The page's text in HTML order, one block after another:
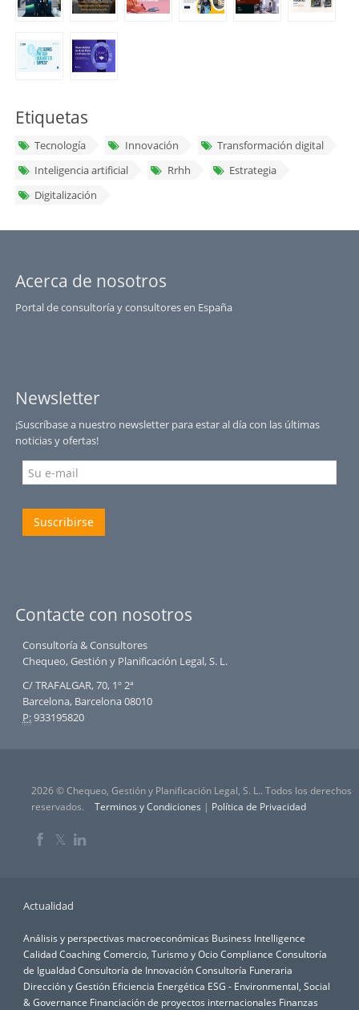
Etiquetas
Tecnología Innovación
Transformación digital
Inteligencia artificial
Rrhh
Estrategia
Digitalización
Acerca de nosotros
Portal de consultoría y consultores en España
Newsletter
¡Suscríbase a nuestro newsletter para estar al día con las últimas
noticias y ofertas!
Suscribirse
Contacte con nosotros
Consultoría & Consultores
Chequeo, Gestión y Planificación Legal, S. L.
C/ TRAFALGAR, 70, 1º 2ª
Barcelona, Barcelona 08010
P:933195820
2026 © Chequeo, Gestión y Planificación Legal, S. L.. Todos los derechos
reservados.
Terminos y Condiciones | Política de Privacidad
𝕏
Actualidad
Análisis y perspectivas macroeconómicas Business Intelligence
CalidadCoachingComercio, Turismo y OcioCompliance Consultoría
de IgualdadConsultoría de InnovaciónConsultoría Funeraria
Dirección y Gestión Eficiencia Energética ESG - Environmental, Social
& Governance Financiación de proyectos internacionales Finanzas